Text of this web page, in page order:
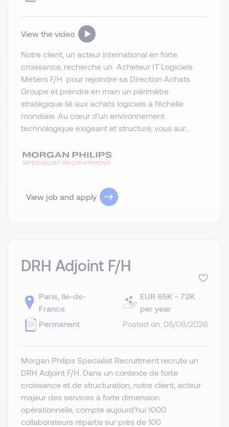
View the video
Notre client, un acteur international en forte
croissance, recherche un Acheteur IT Logiciels
Métiers F/H pour rejoindre sa Direction Achats
Groupe et prendre en main un périmètre
stratégique lié aux achats logiciels à l’échelle
mondiale. Au cœur d’un environnement
technologique exigeant et structuré, vous aur...
View job and apply
DRH Adjoint F/H
Paris, Ile-de-
France
Permanent
EUR 65K - 72K
per year
Posted on: 05/08/2026
Morgan Philips Specialist Recruitment recrute un
DRH Adjoint F/H. Dans un contexte de forte
croissance et de structuration, notre client, acteur
majeur des services à forte dimension
opérationnelle, compte aujourd’hui 1000
collaborateurs répartis sur près de 100